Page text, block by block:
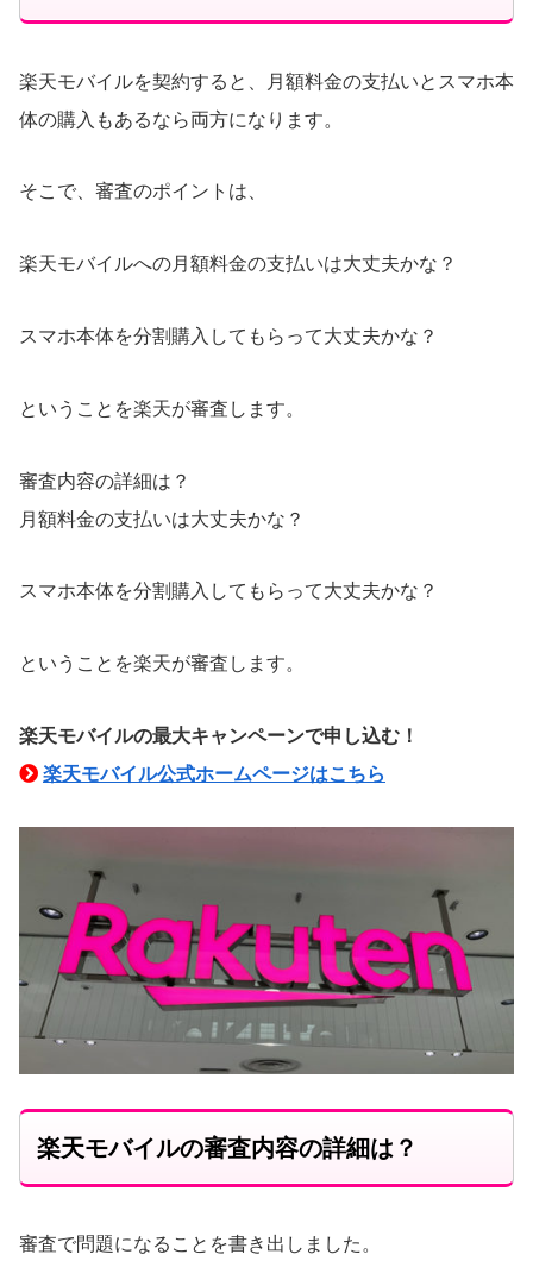
楽天モバイルを契約すると、月額料金の支払いとスマホ本
体の購入もあるなら両方になります。
そこで、審査のポイントは、
楽天モバイルへの月額料金の支払いは大丈夫かな？
スマホ本体を分割購入してもらって大丈夫かな？
ということを楽天が審査します。
審査内容の詳細は？
月額料金の支払いは大丈夫かな？
スマホ本体を分割購入してもらって大丈夫かな？
ということを楽天が審査します。
楽天モバイルの最大キャンペーンで申し込む！
楽天モバイル公式ホームページはこちら
楽天モバイルの審査内容の詳細は？
審査で問題になることを書き出しました。